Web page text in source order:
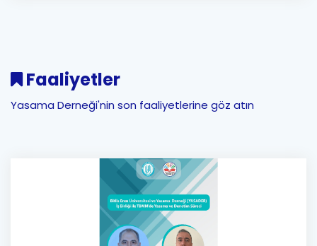
Faaliyetler
Yasama Derneği'nin son faaliyetlerine göz atın